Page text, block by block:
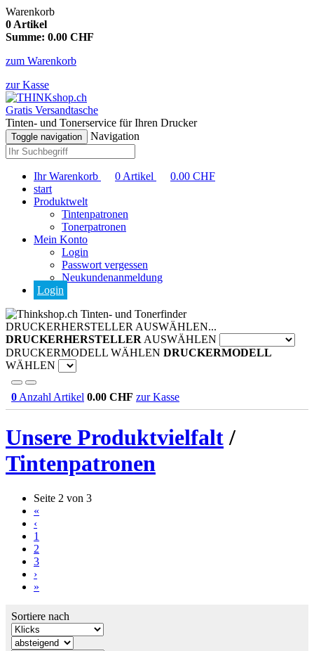
Warenkorb
0 Artikel
Summe: 0.00 CHF
zum Warenkorb
zur Kasse
Gratis Versandtasche
Tinten- und Tonerservice für Ihren Drucker
Toggle navigation Navigation
Ihr Warenkorb 0 Artikel 0.00 CHF
start
Produktwelt
Tintenpatronen
Tonerpatronen
Mein Konto
Login
Passwort vergessen
Neukundenanmeldung
Login
Tinten- und Tonerfinder
DRUCKERHERSTELLER AUSWÄHLEN...
DRUCKERHERSTELLER AUSWÄHLEN
DRUCKERMODELL WÄHLEN DRUCKERMODELL
WÄHLEN
0 Anzahl Artikel 0.00 CHF zur Kasse
Unsere Produktvielfalt/
Tintenpatronen
Seite 2 von 3
«
‹
1
2
3
›
»
Sortiere nach